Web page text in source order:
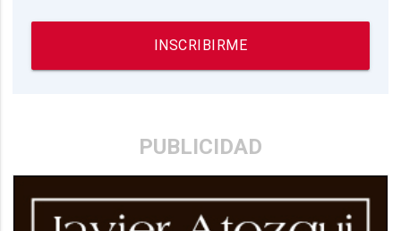
INSCRIBIRME
PUBLICIDAD